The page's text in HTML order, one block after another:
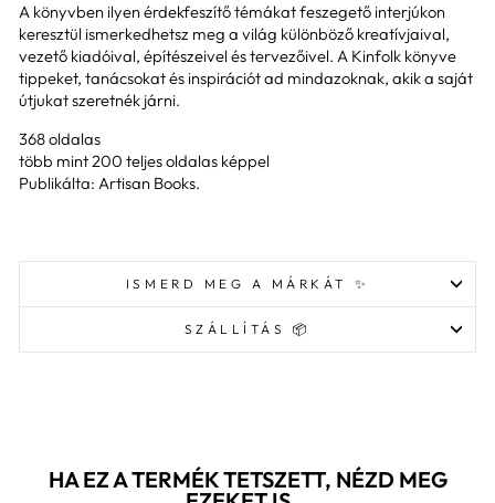
A könyvben ilyen érdekfeszítő témákat feszegető interjúkon
keresztül ismerkedhetsz meg a világ különböző kreatívjaival,
vezető kiadóival, építészeivel és tervezőivel. A Kinfolk könyve
tippeket, tanácsokat és inspirációt ad mindazoknak, akik a saját
útjukat szeretnék járni.
368 oldalas
több mint 200 teljes oldalas képpel
Publikálta: Artisan Books.
ISMERD MEG A MÁRKÁT ✨
SZÁLLÍTÁS 📦
HA EZ A TERMÉK TETSZETT, NÉZD MEG